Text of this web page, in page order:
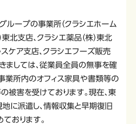
ープの事業所（クラシエホーム
東北支店、クラシエ薬品（株）東北
ケア支店、クラシエフーズ販売
きましては、従業員全員の無事を確
業所内のオフィス家具や書類等の
被害を受けております。現在、東
に派遣し、情報収集と早期復旧
おります。